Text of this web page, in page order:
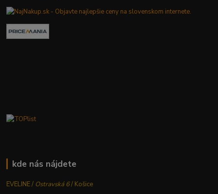
kde nás nájdete
EVELINE / Ostravská 6/ Košice